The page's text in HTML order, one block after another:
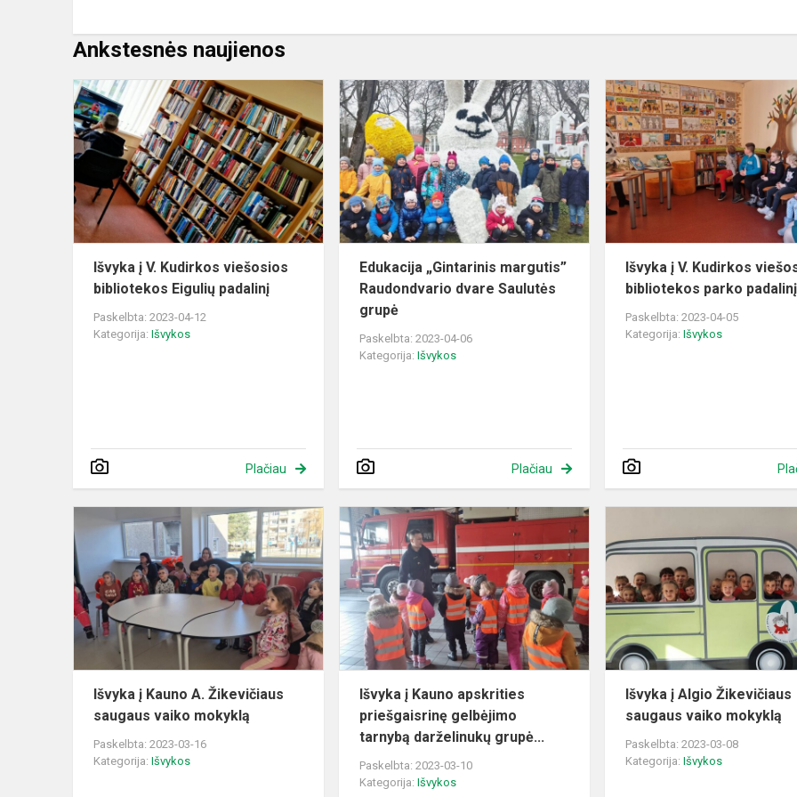
Ankstesnės naujienos
Išvyka
V.
Kudirkos
viešosios
bibliotekos
Eigulių
padalinį
Išvyka į V. Kudirkos viešosios
bibliotekos Eigulių padalinį
Paskelbta: 2023-04-12
Kategorija: Išvykos
Plačiau
Edukacija
„Gintarinis
margutis”
Raudondvario
dvare
Saulutės...
Edukacija „Gintarinis margutis”
Raudondvario dvare Saulutės
grupė
Paskelbta: 2023-04-06
Kategorija:Išvykos
Plačiau
Išvyka į V. Kudirkos
bibliotekos parko padalinį
Paskelbta: 2023-04-05
Kategorija:Išvykos
Išvyka
į
Kauno
A.
Žikevičiaus
saugaus
vaiko
mokyklą
Išvyka į Kauno A. Žikevičiaus
saugaus vaiko mokyklą
Paskelbta: 2023-03-16
Kategorija: Išvykos
Išvyka
Kauno
apskrities
priešgaisrinę
gelbėjimo
tarnybą
d...
Išvyka į Kauno apskrities
priešgaisrinę gelbėjimo
tarnybą darželinukų grupė...
Paskelbta: 2023-03-10
Kategorija:Išvykos
Išvyka į Algio Žikevičiaus
saugaus vaiko mokyklą
Paskelbta: 2023-03-08
Kategorija:Išvykos